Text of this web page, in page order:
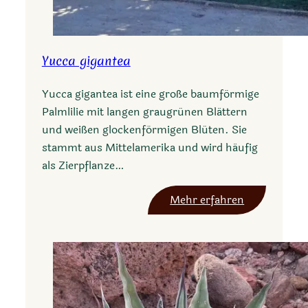
Yucca gigantea
Yucca gigantea ist eine große baumförmige
Palmlilie mit langen graugrünen Blättern
und weißen glockenförmigen Blüten. Sie
stammt aus Mittelamerika und wird häufig
als Zierpflanze…
Mehr erfahren
Y
c
c
a